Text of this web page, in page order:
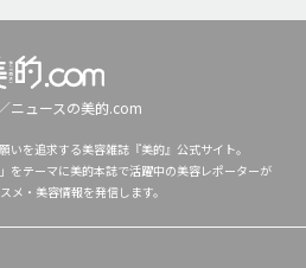
ニュースの美的.com
いを追求する美容雑誌『美的』公式サイト。
をテーマに美的本誌で活躍中の美容レポーターが
メ・美容情報を発信します。